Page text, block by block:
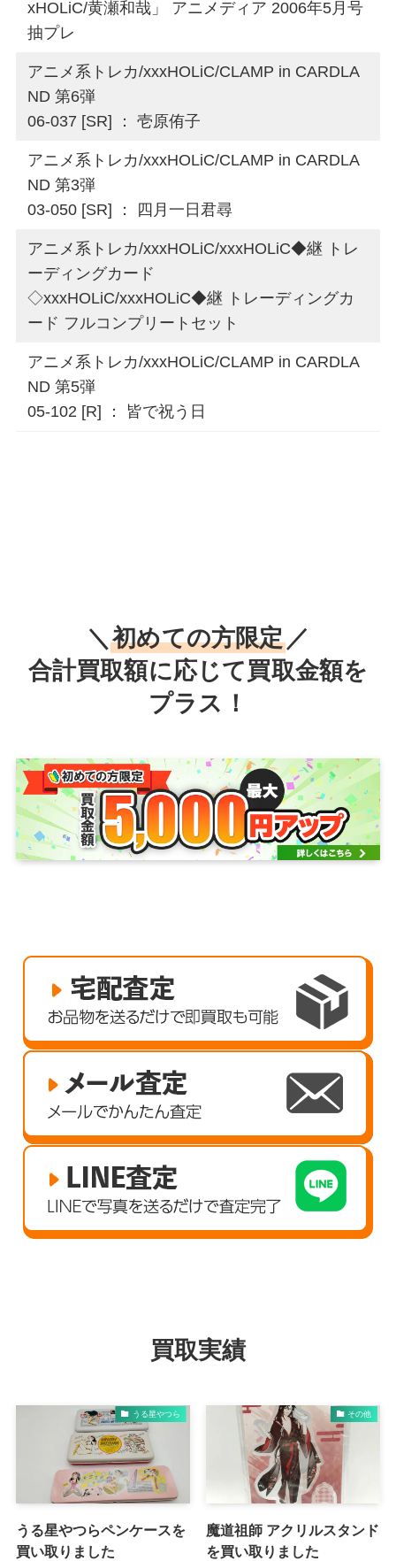
xHOLiC/黄瀬和哉」 アニメディア 2006年5月号
抽プレ
アニメ系トレカ/xxxHOLiC/CLAMP in CARDLA
ND 第6弾
06-037 [SR] ： 壱原侑子
アニメ系トレカ/xxxHOLiC/CLAMP in CARDLA
ND 第3弾
03-050 [SR] ： 四月一日君尋
アニメ系トレカ/xxxHOLiC/xxxHOLiC◆継 トレ
ーディングカード
◇xxxHOLiC/xxxHOLiC◆継 トレーディングカ
ード フルコンプリートセット
アニメ系トレカ/xxxHOLiC/CLAMP in CARDLA
ND 第5弾
05-102 [R] ： 皆で祝う日
＼初めての方限定／
合計買取額に応じて買取金額を
プラス！
買取実績
うる星やつら
うる星やつらペンケースを
買い取りました
その他
魔道祖師 アクリルスタンド
を買い取りました